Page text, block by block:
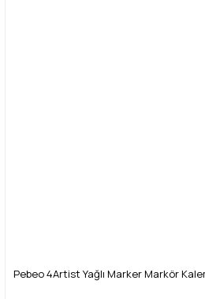
Pebeo 4Artist Yağlı Marker Markör